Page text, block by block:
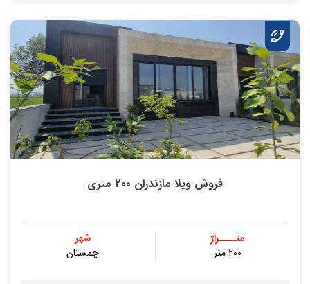
فروش ویلا مازندران 200 متری
متــــراژ
200 متر
شهر
چمستان